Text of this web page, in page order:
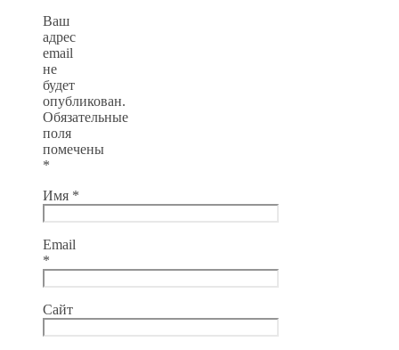
Ваш
адрес
email
не
будет
опубликован.
Обязательные
поля
помечены
*
Имя *
Email
*
Сайт